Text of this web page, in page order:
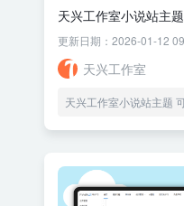
天兴工作室小说站主题
更新日期：2026-01-12
天兴工作室
天兴工作室小说站主题